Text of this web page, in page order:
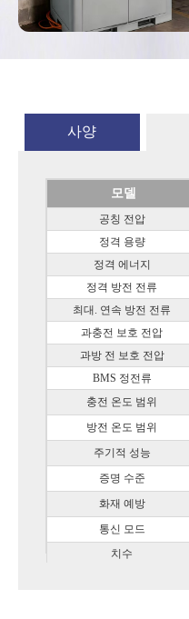
사양
모델
공칭 전압
정격 용량
정격 에너지
정격 방전 전류
최대. 연속 방전 전류
과충전 보호 전압
과방 전 보호 전압
BMS 정전류
충전 온도 범위
방전 온도 범위
주기적 성능
증명 수준
화재 예방
통신 모드
치수